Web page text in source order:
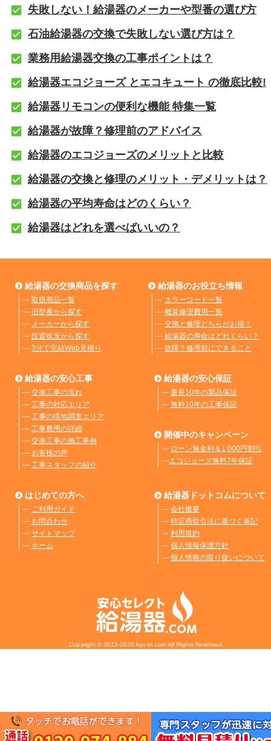
失敗しない！給湯器のメーカーや型番の選び方
石油給湯器の交換で失敗しない選び方は？
業務用給湯器交換の工事ポイントは？
給湯器エコジョーズ とエコキュート の徹底比較!
給湯器リモコンの便利な機能 特集一覧
給湯器が故障？修理前のアドバイス
給湯器のエコジョーズのメリットと比較
給湯器の交換と修理のメリット・デメリットは？
給湯器の平均寿命はどのくらい？
給湯器はどれを選べばいいの？
給湯器の交換商品を探す
― 取扱商品一覧
― 旧型番から探す
― メーカーから探す
― 設置状況から探す
― 3分で完結Web見積り
給湯器のお役立ち情報
― エラーコード一覧
― 概算修理費用一覧
― 交換と修理どちらがお得？
― 給湯器の寿命はどれくらい？
― 故障？修理前にできること
給湯器の安心工事
― 交換工事の流れ
― 工事の対応エリア
― 工事の現地調査エリア
― 工事費用の詳細
― 交換工事の施工事例
― お客様の声
― 工事スタッフの紹介
給湯器の安心保証
― 最長10年の製品保証
― 無料10年の工事保証
開催中のキャンペーン
― ローン無金利＆1,000円割引
―エコジョーズ無料7年保証
はじめての方へ
― ご利用ガイド
― お問合わせ
― サイトマップ
― ホーム
給湯器ドットコムについて
― 会社概要
― 特定商取引法に基づく表記
― 利用規約
― 個人情報保護方針
― 個人情報の取り扱いについて
Copyright © 2015-2020 kyu-to.com All Rights Reserved.